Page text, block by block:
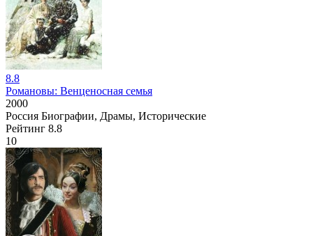
8.8
Романовы: Венценосная семья
2000
Россия Биографии, Драмы, Исторические
Рейтинг 8.8
10